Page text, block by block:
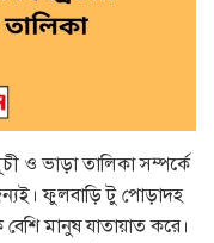
ও ভাড়া তালিকা সম্পর্কে
ফুলবাড়ি টু পোড়াদহ
মানুষ যাতায়াত করে।